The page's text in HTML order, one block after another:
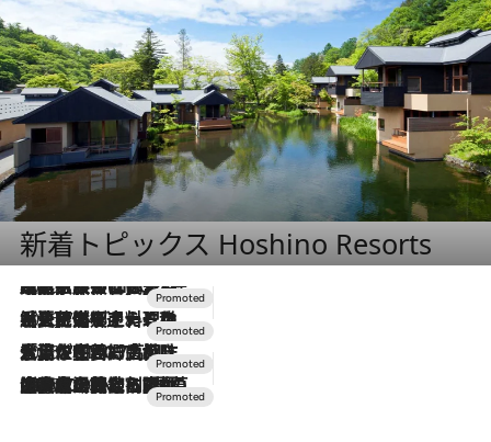
新着トピックス Hoshino Resorts
2026.7.31
【ホテル帰省】という選択肢をOMOが提案。家族とほどよい距離を保つには「昼は実家、夜は気兼ねなくホテルで！」
2026.7.24
【夏限定ディナーコース】旬を迎える稚鮎や花ズッキーニなどをイタリア・トスカーナの郷土料理の手法で満喫！
2026.7.17
「土佐和ハーブかき氷」がOMO7高知に登場！生姜、山椒、大葉など目にも舌にも涼を呼ぶ郷土の味
2026.7.10
NEW OPEN！【界 草津】名湯の地に誕生。趣の異なる2種の温泉と上州ならではの会席・蕎麦割烹など美食を味わう究極の癒やし旅